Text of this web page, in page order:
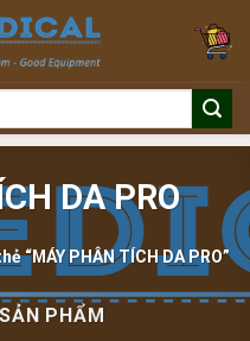
DA PRO
“MÁY PHÂN TÍCH DA PRO”
PHẨM